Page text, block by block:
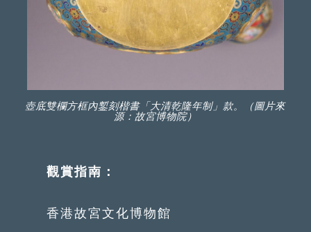
壺底雙欄方框內鏨刻楷書「大清乾隆年制」款。（圖片來
源：故宮博物院）
觀賞指南：
香港故宮文化博物館